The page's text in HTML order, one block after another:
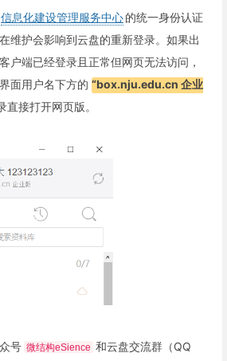
信息化建设管理服务中心的统一身份认证
维护会影响到云盘的重新登录。如果出
户端已经登录且正常但网页无法访问，
面用户名下方的 “box.nju.edu.cn 企业
接打开网页版。
号 微结构eSience 和云盘交流群（QQ